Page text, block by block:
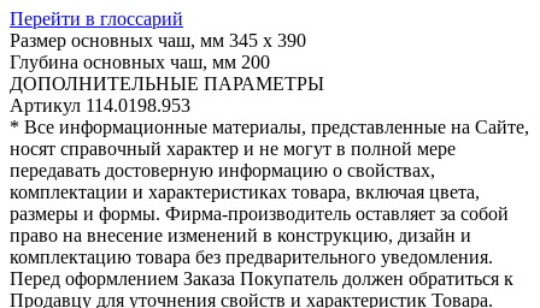
Перейти в глоссарий
Размер основных чаш, мм 345 х 390
Глубина основных чаш, мм 200
ДОПОЛНИТЕЛЬНЫЕ ПАРАМЕТРЫ
Артикул 114.0198.953
* Все информационные материалы, представленные на Сайте,
носят справочный характер и не могут в полной мере
передавать достоверную информацию о свойствах,
комплектации и характеристиках товара, включая цвета,
размеры и формы. Фирма-производитель оставляет за собой
право на внесение изменений в конструкцию, дизайн и
комплектацию товара без предварительного уведомления.
Перед оформлением Заказа Покупатель должен обратиться к
Продавцу для уточнения свойств и характеристик Товара.